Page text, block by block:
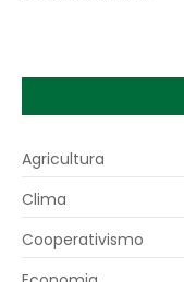
Agricultura
Clima
Cooperativismo